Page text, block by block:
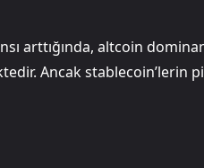
arttığında, altcoin
Ancak stablecoin’lerin